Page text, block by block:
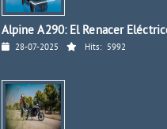
Alpine A290: El Renacer
28-07-2025 Hits: 5992